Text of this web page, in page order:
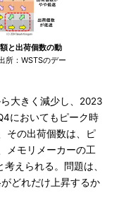
と出荷個数の動
所：WSTSのデー
大きく減少し、2023
においてもピーク時
その出荷個数は、ピ
メモリメーカーの工
えられる。問題は、
どれだけ上昇するか